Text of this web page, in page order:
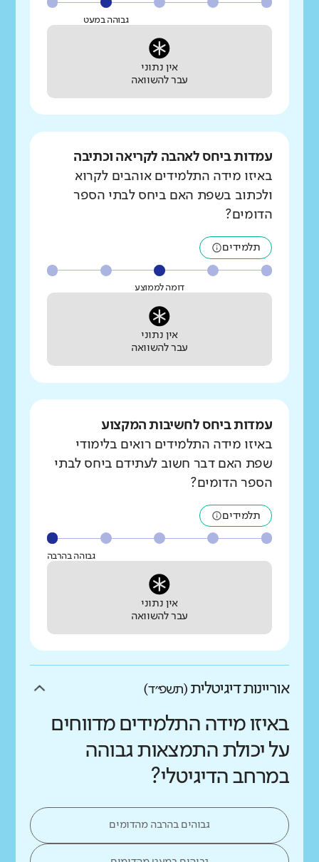
גבוהה במעט
אין נתוני
עבר להשוואה
עמדות ביחס לאהבה לקריאה וכתיבה
באיזו מידה התלמידים אוהבים לקרוא
ולכתוב בשפת האם ביחס לבתי הספר
הדומים?
תלמידים
דומה לממוצע
אין נתוני
עבר להשוואה
עמדות ביחס לחשיבות המקצוע
באיזו מידה התלמידים רואים בלימודי
שפת האם דבר חשוב לעתידם ביחס לבתי
הספר הדומים?
תלמידים
גבוהה בהרבה
אין נתוני
עבר להשוואה
אוריינות דיגיטלית (תשפ״ד)
באיזו מידה התלמידים מדווחים
על יכולת התמצאות גבוהה
במרחב הדיגיטלי?
גבוהים בהרבה מהדומים